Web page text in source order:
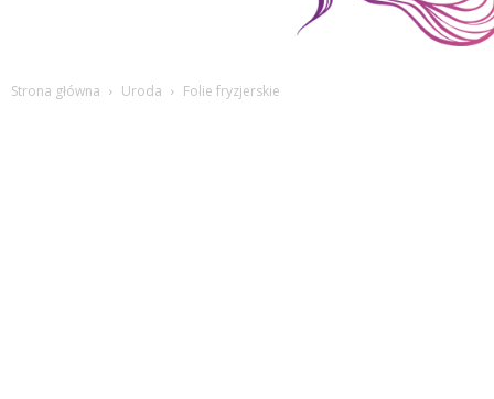
PracowniaPiekna.pl
Strona główna Uroda Folie fryzjerskie